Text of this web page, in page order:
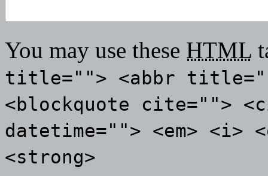
You may use these HTML
title=""> <abbr
<blockquote cite="">
datetime=""> <em> <i>
<strong>